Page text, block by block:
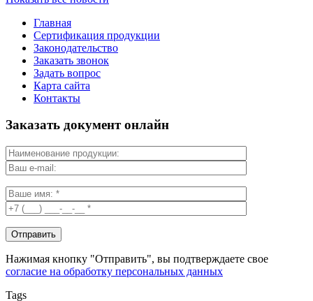
Главная
Сертификация продукции
Законодательство
Заказать звонок
Задать вопрос
Карта сайта
Контакты
Заказать документ онлайн
Нажимая кнопку "Отправить", вы подтверждаете свое
согласие на обработку персональных данных
Tags